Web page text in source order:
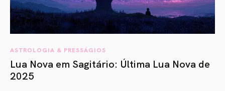
ASTROLOGIA & PRESSÁGIOS
Lua Nova em Sagitário: Última Lua Nova de
2025